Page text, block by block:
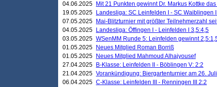
04.06.2025
Mit 21 Punkten gewinnt Dr. Markus Kottke
19.05.2025
Landesliga: SC Leinfelden I - SC Waiblingen
07.05.2025
Mai-Blitzturnier mit größter Teilnehmerzahl
04.05.2025
Landesliga: Öffingen I - Leinfelden I 3,5:4,5
03.05.2025 WSenMM Runde 5: Leinfelden gewinnt
01.05.2025
Neues Mitglied Roman Borriß
01.05.2025
Neues Mitglied Mahmoud Alhajyousef
27.04.2025
B-Klasse: Leinfelden II - Böblingen V: 2:2
21.04.2025 Vorankündigung: Biergartenturnier am 26. Juli
06.04.2025 C-Klasse: Leinfelden III - Renningen III 2:2